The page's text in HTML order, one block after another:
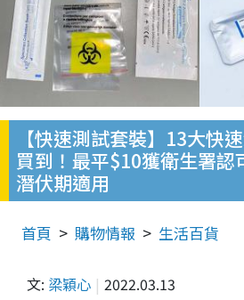
【快速測試套裝】13大快
買到！最平$10獲衛生署
潛伏期適用
首頁 購物情報 生活百貨
文: 梁穎心 2022.03.13